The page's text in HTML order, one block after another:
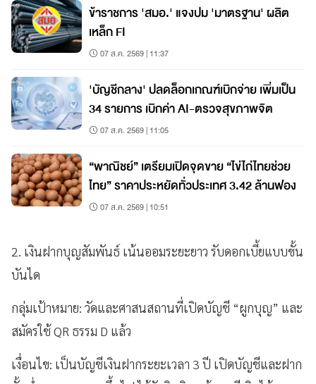
ข้าราชการ 'สมอ.' แจงปม 'มาตรฐาน' ผลิต
เหล็ก FI
07 ส.ค. 2569 | 11:37
'บัญชีกลาง' ปลดล็อกเกณฑ์เบิกจ่าย เพิ่มเป็น
34 รายการ เบิกค่า AI-ตรวจสุขภาพจิต
07 ส.ค. 2569 | 11:05
“พาณิชย์” เตรียมเปิดจุดขาย “ไข่ไก่ไทยช่วย
ไทย” ราคาประหยัดทั่วประเทศ 3.42 ล้านฟอง
07 ส.ค. 2569 | 10:51
2. เงินฝากบุญสัมพันธ์ เน้นออมระยะยาว รับดอกเบี้ยแบบขั้น
บันได
กลุ่มเป้าหมาย: วัดและศาสนสถานที่เปิดบัญชี “ผูกบุญ” และ
สมัครใช้ QR ธรรม D แล้ว
เงื่อนไข: เป็นบัญชีเงินฝากระยะเวลา 3 ปี เปิดบัญชีและฝาก